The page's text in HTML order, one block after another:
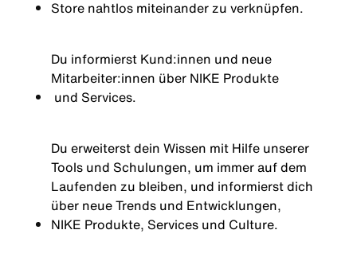
Store nahtlos miteinander zu verknüpfen.
Du informierst Kund:innen und neue
Mitarbeiter:innen über NIKE Produkte
und Services.
Du erweiterst dein Wissen mit Hilfe unserer
Tools und Schulungen, um immer auf dem
Laufenden zu bleiben, und informierst dich
über neue Trends und Entwicklungen,
NIKE Produkte, Services und Culture.